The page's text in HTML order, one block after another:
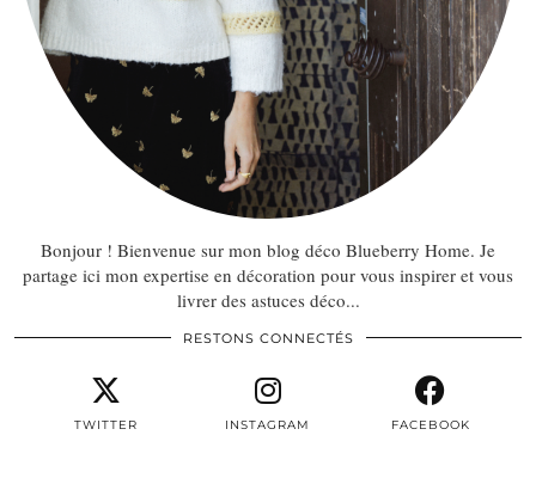
Bonjour ! Bienvenue sur mon blog déco Blueberry Home. Je
partage ici mon expertise en décoration pour vous inspirer et vous
livrer des astuces déco...
RESTONS CONNECTÉS
TWITTER INSTAGRAM FACEBOOK